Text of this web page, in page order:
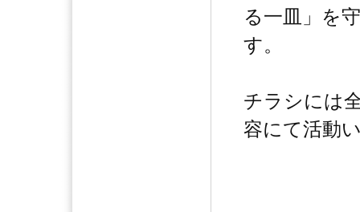
る一皿」を
す。
チラシには
容にて活動